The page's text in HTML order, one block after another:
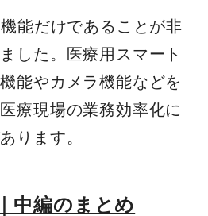
能だけであることが非
した。医療用スマート
能やカメラ機能などを
療現場の業務効率化に
ります。
中編のまとめ